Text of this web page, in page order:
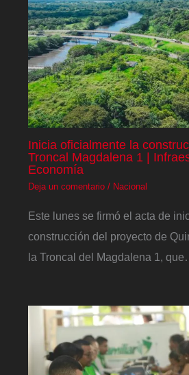
Inicia oficialmente la
Troncal Magdalena 1 |
Economía
Deja un comentario / Nacional
Este lunes se firmó el acta de
construcción del proyecto de
la Troncal del Magdalena 1,